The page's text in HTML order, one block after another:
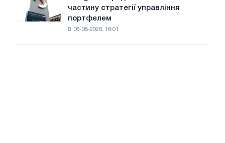
0,6%
у
2026
продає
Klöckner
частину стратегії управління
портфелем
05-08-2026, 16:01